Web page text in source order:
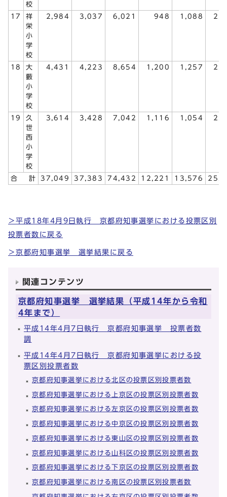
校
17
祥
栄
小
学
校
2,984 3,037 6,021 948 1,088
18
大
藪
小
学
校
4,431 4,223 8,654 1,200 1,257
19
久
世
西
小
学
校
3,614 3,428 7,042 1,116 1,054
合 計 37,049 37,383 74,432 12,221 13,576
＞平成18年4月9日執行 京都府知事選挙における投票区別
投票者数に戻る
＞京都府知事選挙 選挙結果に戻る
関連コンテンツ
京都府知事選挙 選挙結果（平成14年から令和
4年まで）
平成14年4月7日執行 京都府知事選挙 投票者数
調
平成14年4月7日執行 京都府知事選挙における投
票区別投票者数
京都府知事選挙における北区の投票区別投票者数
京都府知事選挙における上京区の投票区別投票者数
京都府知事選挙における左京区の投票区別投票者数
京都府知事選挙における中京区の投票区別投票者数
京都府知事選挙における東山区の投票区別投票者数
京都府知事選挙における山科区の投票区別投票者数
京都府知事選挙における下京区の投票区別投票者数
京都府知事選挙における南区の投票区別投票者数